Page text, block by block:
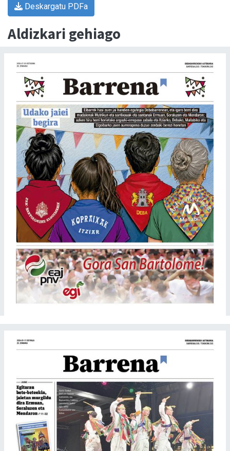
Deskargatu PDFa
Aldizkari gehiago